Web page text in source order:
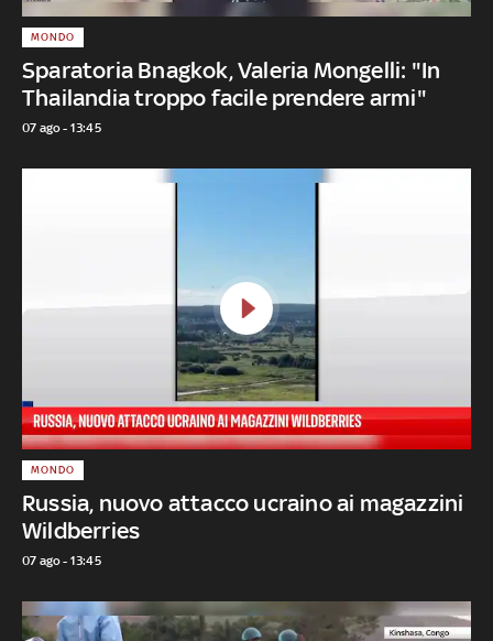
Sparatoria Bnagkok, Valeria Mongelli: "In
Thailandia troppo facile prendere armi"
MONDO
07 ago - 13:45
Russia, nuovo attacco ucraino ai magazzini
Wildberries
MONDO
07 ago - 13:45